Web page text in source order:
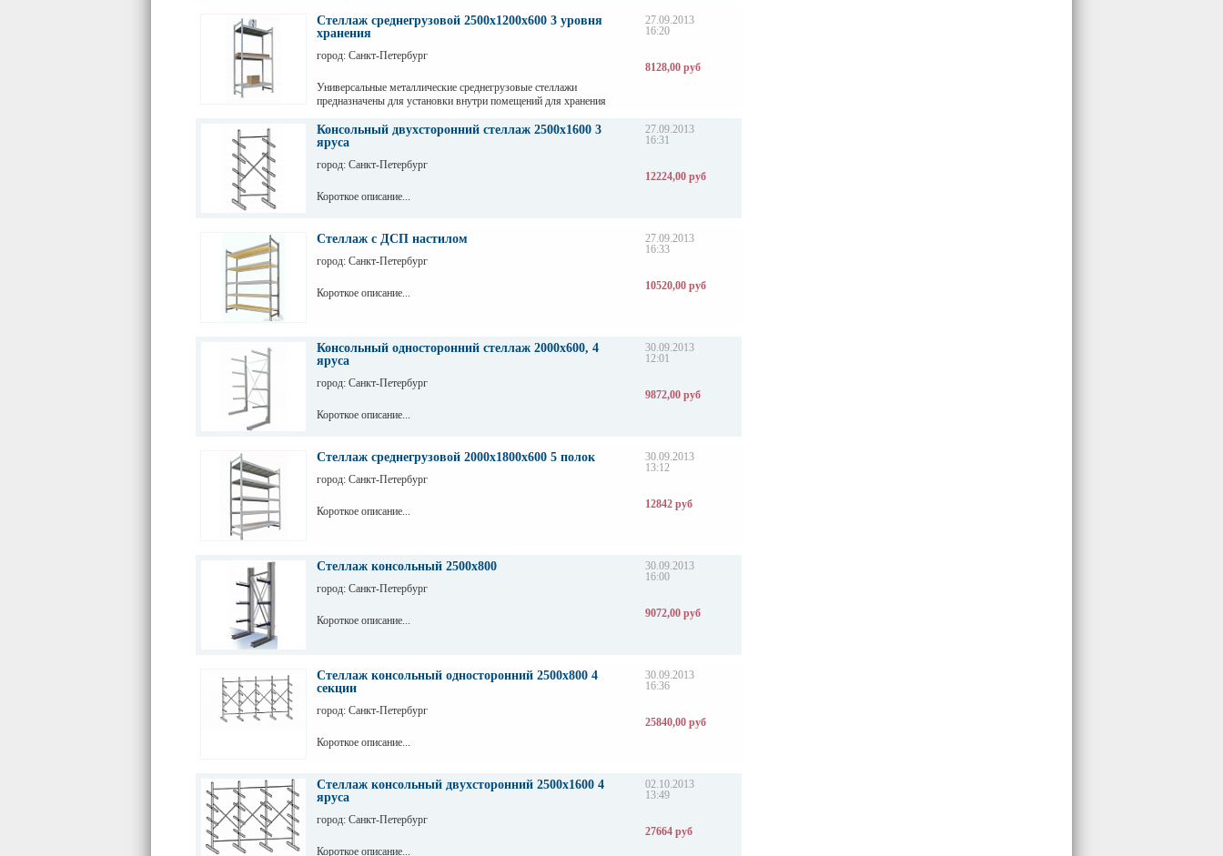
Стеллаж среднегрузовой 2500х1200х600 3 уровня
хранения
город: Санкт-Петербург
Универсальные металлические среднегрузовые стеллажи
предназначены для установки внутри помещений для хранения
промышленных предприятиях.
27.09.2013
16:20
8128,00 руб
Консольный двухсторонний стеллаж 2500х1600 3
яруса
город: Санкт-Петербург
Короткое описание...
27.09.2013
16:31
12224,00 руб
Стеллаж с ДСП настилом
город: Санкт-Петербург
Короткое описание...
27.09.2013
16:33
10520,00 руб
Консольный односторонний стеллаж 2000х600, 4
яруса
город: Санкт-Петербург
Короткое описание...
30.09.2013
12:01
9872,00 руб
Стеллаж среднегрузовой 2000х1800х600 5 полок
город: Санкт-Петербург
Короткое описание...
30.09.2013
13:12
12842 руб
Стеллаж консольный 2500х800
город: Санкт-Петербург
Короткое описание...
30.09.2013
16:00
9072,00 руб
Стеллаж консольный односторонний 2500х800 4
секции
город: Санкт-Петербург
Короткое описание...
30.09.2013
16:36
25840,00 руб
Стеллаж консольный двухсторонний 2500х1600 4
яруса
город: Санкт-Петербург
Короткое описание...
02.10.2013
13:49
27664 руб